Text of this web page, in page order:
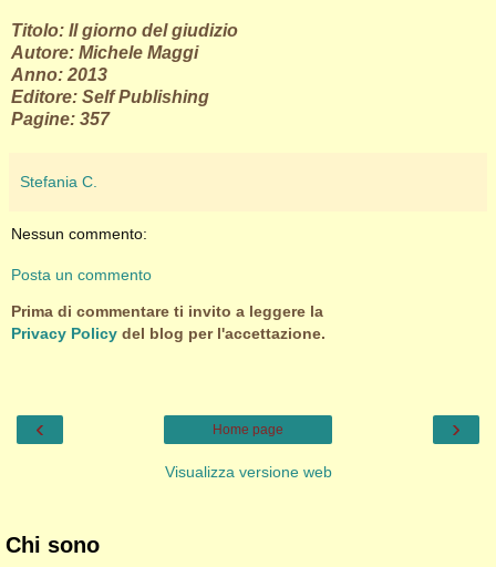
Titolo: Il giorno del giudizio
Autore: Michele Maggi
Anno: 2013
Editore: Self Publishing
Pagine: 357
Stefania C.
Nessun commento:
Posta un commento
Prima di commentare ti invito a leggere la
Privacy Policy del blog per l'accettazione.
‹ ›
Home page
Visualizza versione web
Chi sono